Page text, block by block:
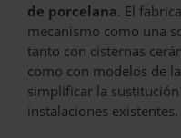
de porcelana. El
mecanismo como una
tanto con cisternas
como con modelos de
simplificar la
instalaciones existentes.